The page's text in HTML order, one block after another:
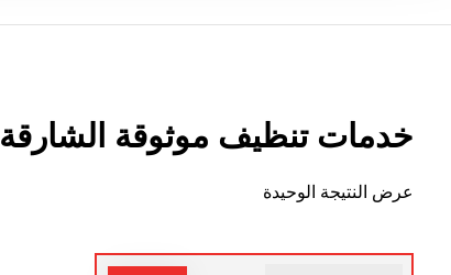
خدمات تنظيف موثوقة الشارقة
عرض النتيجة الوحيدة